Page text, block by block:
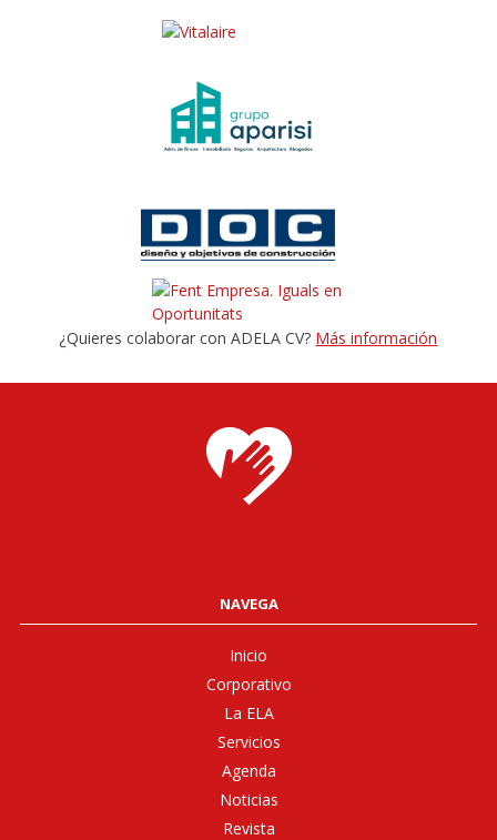
¿Quieres colaborar con ADELA CV? Más información
NAVEGA
Inicio
Corporativo
La ELA
Servicios
Agenda
Noticias
Revista